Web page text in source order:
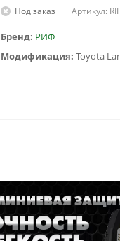
Под заказ Артикул:
Бренд: РИФ
Модификация: Toyota